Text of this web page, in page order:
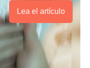
Lea el artículo